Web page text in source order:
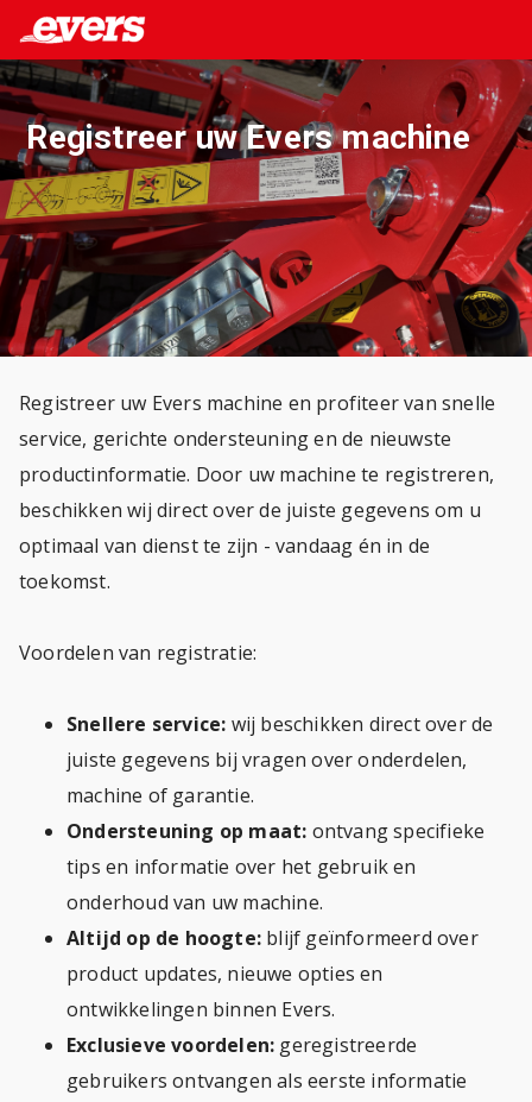
Registreer uw Evers machine
Registreer uw Evers machine en profiteer van snelle
service, gerichte ondersteuning en de nieuwste
productinformatie. Door uw machine te registreren,
beschikken wij direct over de juiste gegevens om u
optimaal van dienst te zijn - vandaag én in de
toekomst.
Voordelen van registratie:
Snellere service: wij beschikken direct over de
juiste gegevens bij vragen over onderdelen,
machine of garantie.
Ondersteuning op maat: ontvang specifieke
tips en informatie over het gebruik en
onderhoud van uw machine.
Altijd op de hoogte: blijf geïnformeerd over
product updates, nieuwe opties en
ontwikkelingen binnen Evers.
Exclusieve voordelen: geregistreerde
gebruikers ontvangen als eerste informatie